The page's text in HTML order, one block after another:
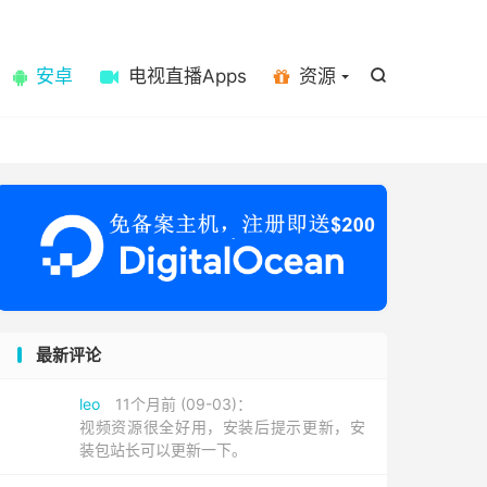

安卓 电视直播Apps 资源
最新评论
leo
11个月前 (09-03)：
视频资源很全好用，安装后提示更新，安
装包站长可以更新一下。